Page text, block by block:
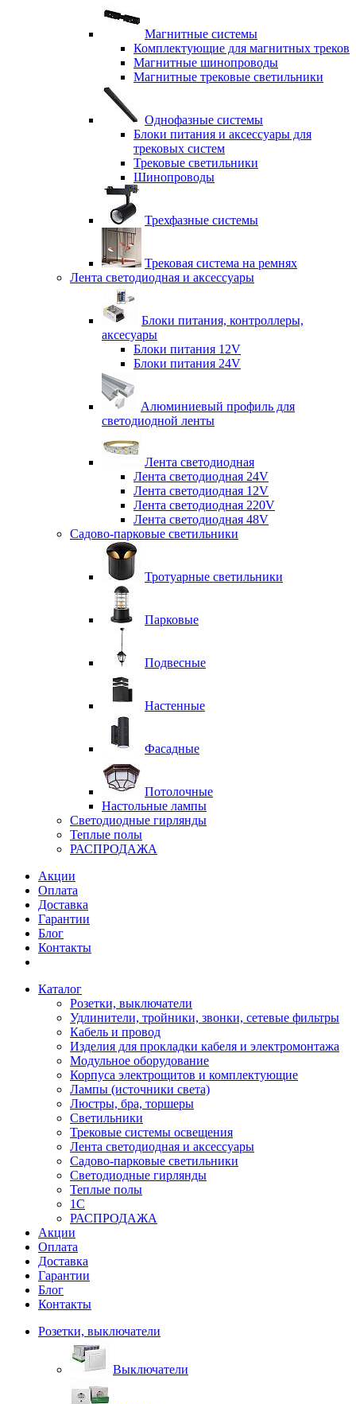
Магнитные системы
Комплектующие для магнитных треков
Магнитные шинопроводы
Магнитные трековые светильники
Однофазные системы
Блоки питания и аксессуары для
трековых систем
Трековые светильники
Шинопроводы
Трехфазные системы
Трековая система на ремнях
Лента светодиодная и аксессуары
Блоки питания, контроллеры,
аксесуары
Блоки питания 12V
Блоки питания 24V
Алюминиевый профиль для
светодиодной ленты
Лента светодиодная
Лента светодиодная 24V
Лента светодиодная 12V
Лента светодиодная 220V
Лента светодиодная 48V
Садово-парковые светильники
Тротуарные светильники
Парковые
Подвесные
Настенные
Фасадные
Потолочные
Настольные лампы
Светодиодные гирлянды
Теплые полы
РАСПРОДАЖА
Акции
Оплата
Доставка
Гарантии
Блог
Контакты
Каталог
Розетки, выключатели
Удлинители, тройники, звонки, сетевые фильтры
Кабель и провод
Изделия для прокладки кабеля и электромонтажа
Модульное оборудование
Корпуса электрощитов и комплектующие
Лампы (источники света)
Люстры, бра, торшеры
Светильники
Трековые системы освещения
Лента светодиодная и аксессуары
Садово-парковые светильники
Светодиодные гирлянды
Теплые полы
1С
РАСПРОДАЖА
Акции
Оплата
Доставка
Гарантии
Блог
Контакты
Розетки, выключатели
Выключатели